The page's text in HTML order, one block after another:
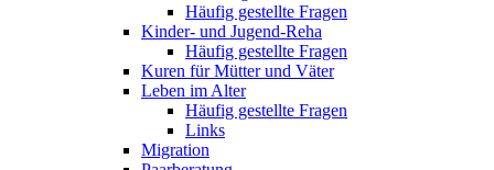
Häufig gestellte Fragen
Kinder- und Jugend-Reha
Häufig gestellte Fragen
Kuren für Mütter und Väter
Leben im Alter
Häufig gestellte Fragen
Links
Migration